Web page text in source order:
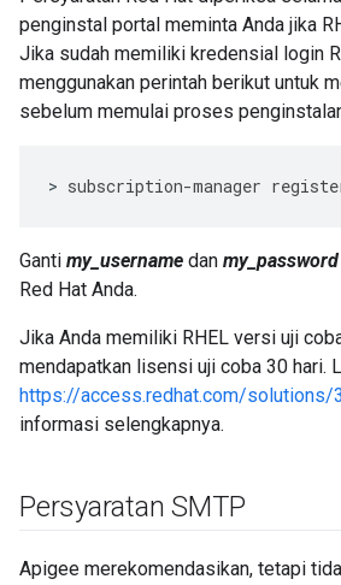
penginstal portal meminta Anda jika
Jika sudah memiliki kredensial login
menggunakan perintah berikut untuk
sebelum memulai proses
> subscription-manager
Ganti my_username dan my_password
Red Hat Anda.
Jika Anda memiliki RHEL versi uji
mendapatkan lisensi uji coba 30 hari.
https://access.redhat.com/solutions/
informasi selengkapnya.
Persyaratan SMTP
Apigee merekomendasikan, tetapi